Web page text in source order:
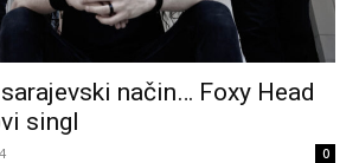
način… Foxy Head
singl
0